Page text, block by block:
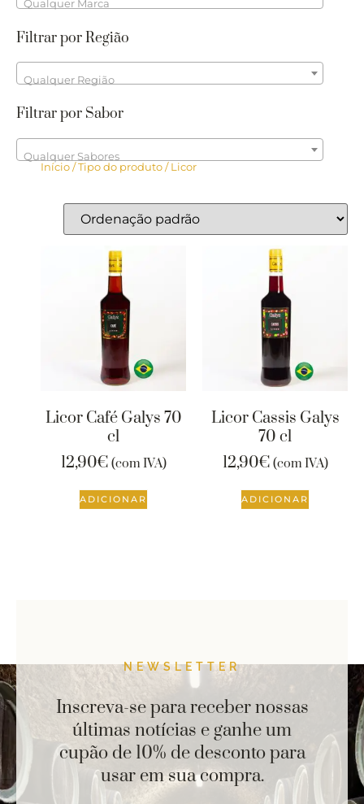
Qualquer Marca
Filtrar por Região
Qualquer Região
Filtrar por Sabor
Qualquer Sabores
Início/ Tipo do produto / Licor
Licor Café Galys 70
cl
12,90€ (com IVA)
ADICIONAR
Licor Cassis Galys
70 cl
12,90€ (com IVA)
ADICIONAR
NEWSLETTER
Inscreva-se para receber nossas
últimas notícias e ganhe um
cupão de 10% de desconto para
usar em sua compra.